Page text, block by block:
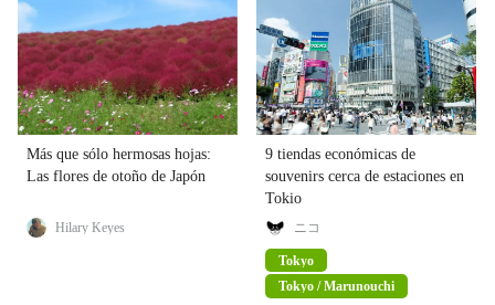
Más que sólo hermosas hojas:
Las flores de otoño de Japón
Hilary Keyes
9 tiendas económicas de
souvenirs cerca de estaciones en
Tokio
ニコ
Tokyo
Tokyo / Marunouchi